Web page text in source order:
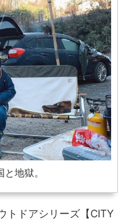
地獄。
トドアシリーズ【CITY